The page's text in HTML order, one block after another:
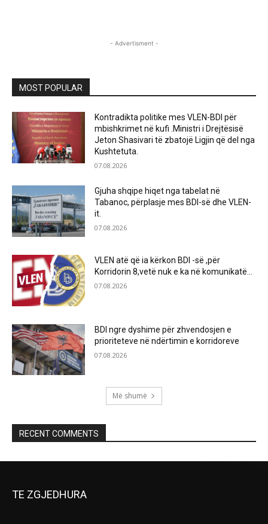
- Advertisment -
MOST POPULAR
Kontradikta politike mes VLEN-BDI për
mbishkrimet në kufi .Ministri i Drejtësisë
Jeton Shasivari të zbatojë Ligjin që del nga
Kushtetuta.
07.08.2026
Gjuha shqipe hiqet nga tabelat në
Tabanoc, përplasje mes BDI-së dhe VLEN-
it.
07.08.2026
VLEN atë që ia kërkon BDI -së ,për
Korridorin 8,vetë nuk e ka në komunikatë…
07.08.2026
BDI ngre dyshime për zhvendosjen e
prioriteteve në ndërtimin e korridoreve
07.08.2026
Më shumë
RECENT COMMENTS
TE ZGJEDHURA